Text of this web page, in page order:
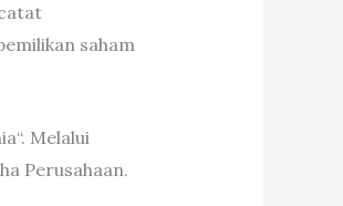
saham
Melalui
Perusahaan.